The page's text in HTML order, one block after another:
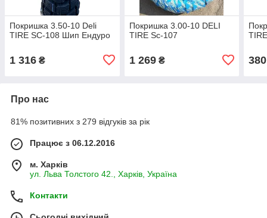
Покришка 3.50-10 Deli
TIRE SC-108 Шип Ендуро
1 316 ₴
Покришка 3.00-10 DELI
TIRE Sc-107
1 269₴ 380
Про нас
81% позитивних з 279 відгуків за рік
Працює з 06.12.2016
м. Харків
ул. Льва Толстого 42., Харків, Україна
Контакти